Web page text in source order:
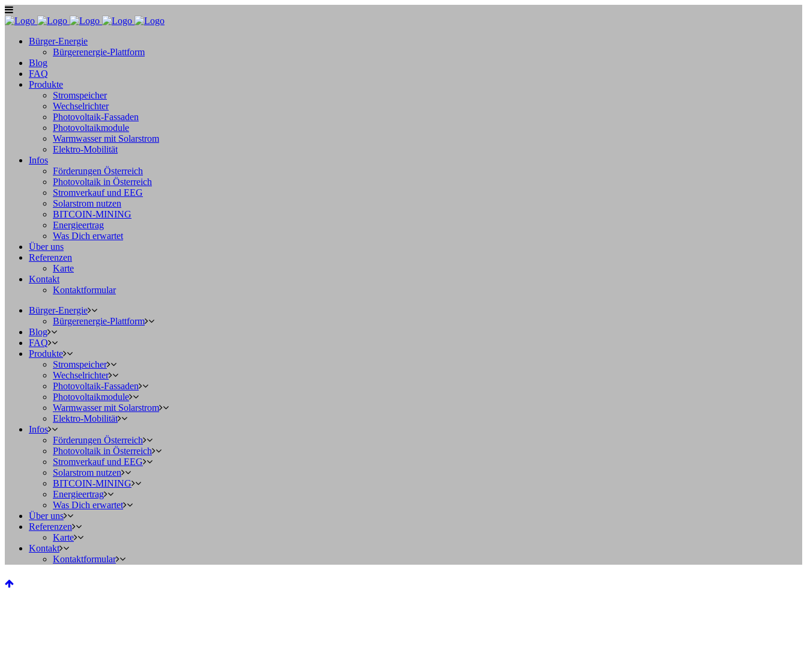
Bürger-Energie
Bürgerenergie-Plattform
Blog
FAQ
Produkte
Stromspeicher
Wechselrichter
Photovoltaik-Fassaden
Photovoltaikmodule
Warmwasser mit Solarstrom
Elektro-Mobilität
Infos
Förderungen Österreich
Photovoltaik in Österreich
Stromverkauf und EEG
Solarstrom nutzen
BITCOIN-MINING
Energieertrag
Was Dich erwartet
Über uns
Referenzen
Karte
Kontakt
Kontaktformular
Bürger-Energie
Bürgerenergie-Plattform
Blog
FAQ
Produkte
Stromspeicher
Wechselrichter
Photovoltaik-Fassaden
Photovoltaikmodule
Warmwasser mit Solarstrom
Elektro-Mobilität
Infos
Förderungen Österreich
Photovoltaik in Österreich
Stromverkauf und EEG
Solarstrom nutzen
BITCOIN-MINING
Energieertrag
Was Dich erwartet
Über uns
Referenzen
Karte
Kontakt
Kontaktformular